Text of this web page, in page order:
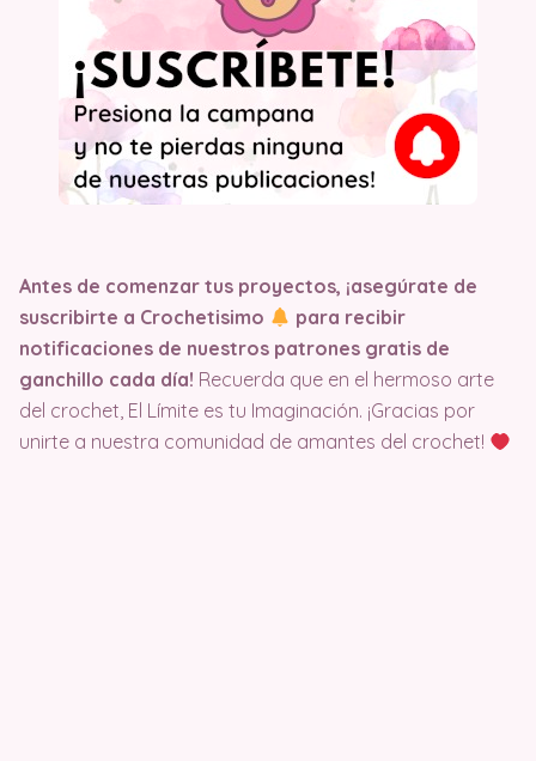
Antes de comenzar tus proyectos, ¡asegúrate de
suscribirte a Crochetisimo
para recibir
notificaciones de nuestros patrones gratis de
ganchillo cada día! Recuerda que en el hermoso arte
del crochet, El Límite es tu Imaginación. ¡Gracias por
unirte a nuestra comunidad de amantes del crochet!